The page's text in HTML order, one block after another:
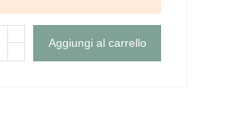
Aggiungi al carrello